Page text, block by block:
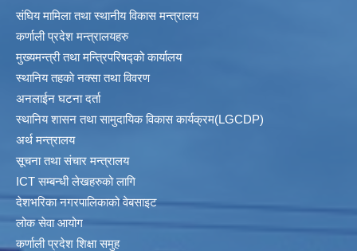
संघिय मामिला तथा स्थानीय विकास मन्त्रालय
कर्णाली प्रदेश मन्त्रालयहरु
मुख्यमन्त्री तथा मन्त्रिपरिषद्को कार्यालय
स्थानिय तहकाे नक्सा तथा विवरण
अनलाईन घटना दर्ता
स्थानिय शासन तथा सामुदायिक विकास कार्यक्रम(LGCDP)
अर्थ मन्त्रालय
सूचना तथा संचार मन्त्रालय
ICT सम्बन्धी लेखहरुको लागि
देशभरिका नगरपालिकाको वेबसाइट
लोक सेवा आयोग
कर्णाली प्रदेश शिक्षा समुह